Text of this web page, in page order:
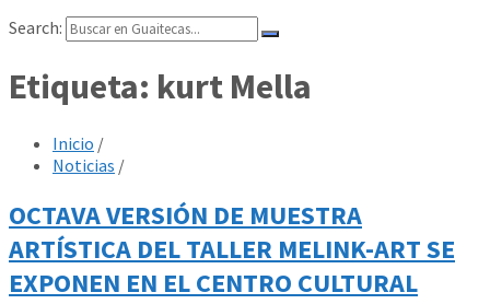
Search:
Etiqueta: kurt Mella
Inicio /
Noticias /
OCTAVA VERSIÓN DE MUESTRA
ARTÍSTICA DEL TALLER MELINK-ART SE
EXPONEN EN EL CENTRO CULTURAL